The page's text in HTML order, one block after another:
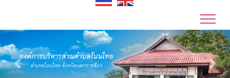
Previous Next